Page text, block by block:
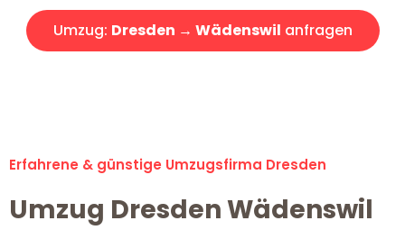
Umzug: Dresden → Wädenswil anfragen
Erfahrene & günstige Umzugsfirma Dresden
Umzug Dresden Wädenswil